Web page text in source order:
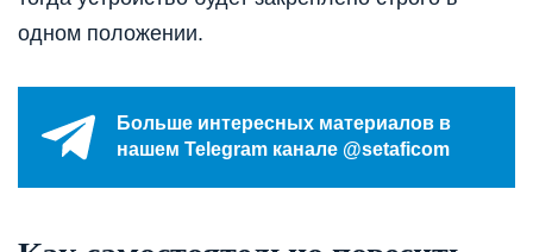
одном положении.
Больше интересных материалов в
нашем Telegram канале @setaficom